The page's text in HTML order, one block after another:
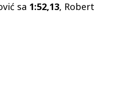
sa 1:52,13, Robert